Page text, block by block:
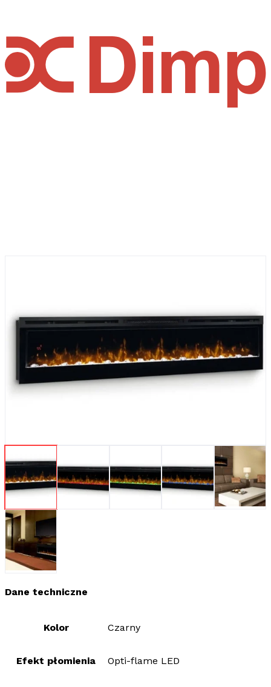
Dane techniczne
Kolor Czarny
Efekt płomienia Opti-flame LED